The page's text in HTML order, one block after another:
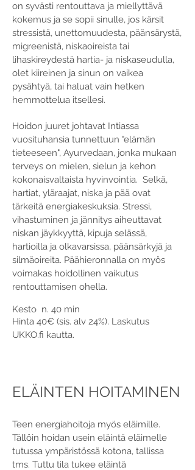
on syvästi rentouttava ja miellyttävä
kokemus ja se sopii sinulle, jos kärsit
stressistä, unettomuudesta, päänsärystä,
migreenistä, niskaoireista tai
lihaskireydestä hartia- ja niskaseudulla,
olet kiireinen ja sinun on vaikea
pysähtyä, tai haluat vain hetken
hemmottelua itsellesi.
Hoidon juuret johtavat Intiassa
vuosituhansia tunnettuun "elämän
tieteeseen", Ayurvedaan, jonka mukaan
terveys on mielen, sielun ja kehon
kokonaisvaltaista hyvinvointia. Selkä,
hartiat, yläraajat, niska ja pää ovat
tärkeitä energiakeskuksia. Stressi,
vihastuminen ja jännitys aiheuttavat
niskan jäykkyyttä, kipuja selässä,
hartioilla ja olkavarsissa, päänsärkyjä ja
silmäoireita. Päähieronnalla on myös
voimakas hoidollinen vaikutus
rentouttamisen ohella.
Kesto n. 40 min
Hinta 40€ (sis. alv 24%). Laskutus
UKKO.fi kautta.
ELÄINTEN HOITAMINEN
Teen energiahoitoja myös eläimille.
Tällöin hoidan usein eläintä eläimelle
tutussa ympäristössä kotona, tallissa
tms. Tuttu tila tukee eläintä